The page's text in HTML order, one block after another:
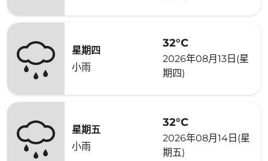
星期四
小雨
32°C
2026年08月13日(星
期四)
星期五
小雨
32°C
2026年08月14日(星
期五)